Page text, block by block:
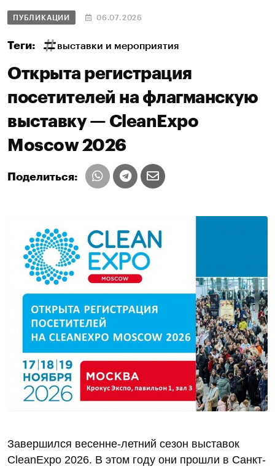
ПУБЛИКАЦИИ 06.07.2026
Теги: выставки и мероприятия
Открыта регистрация
посетителей на флагманскую
выставку — CleanExpo
Moscow 2026
Поделиться:
Завершился весенне-летний сезон выставок
CleanExpo 2026. В этом году они прошли в Санкт-